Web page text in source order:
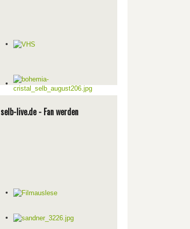
selb-live.de - Fan werden